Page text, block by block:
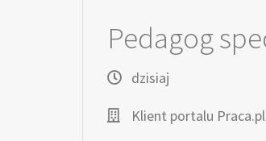
dzisiaj
Klient portalu Praca.pl